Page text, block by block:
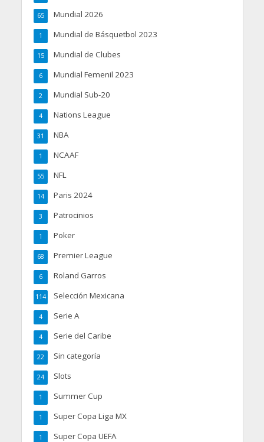
Mundial 2026
65
Mundial de Básquetbol 2023
1
Mundial de Clubes
15
Mundial Femenil 2023
6
Mundial Sub-20
2
Nations League
4
NBA
31
NCAAF
1
NFL
55
Paris 2024
14
Patrocinios
3
Poker
1
Premier League
68
Roland Garros
6
Selección Mexicana
114
Serie A
4
Serie del Caribe
4
Sin categoría
22
Slots
24
Summer Cup
1
Super Copa Liga MX
1
Super Copa UEFA
1